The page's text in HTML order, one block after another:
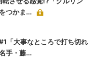
つかま...
「大事なところで打ち切れ
手・藤...